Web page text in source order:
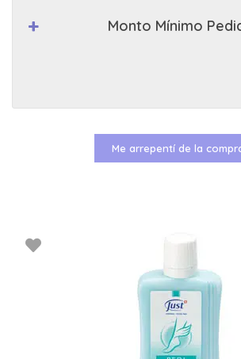
Monto Mínimo
Me arrepentí de la